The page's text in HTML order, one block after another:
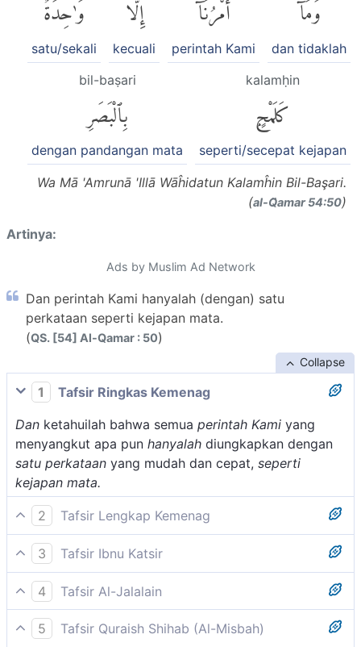
dan tidaklah
perintah Kami
kecuali
satu/sekali
kalamḥin
كَلَمْحٍۭ
seperti/secepat kejapan
bil-baṣari
بِٱلْبَصَرِ
dengan pandangan mata
Wa Mā 'Amrunā 'Illā Wāĥidatun Kalamĥin Bil-Başari.
(al-Q̈amar 54:50)
Artinya:
Ads by Muslim Ad Network
Dan perintah Kami hanyalah (dengan) satu
perkataan seperti kejapan mata.
(QS. [54] Al-Qamar : 50)
Collapse
1
Tafsir Ringkas Kemenag
Dan ketahuilah bahwa semua perintah Kami yang
menyangkut apa pun hanyalah diungkapkan dengan
satu perkataan yang mudah dan cepat, seperti
kejapan mata.
2
Tafsir Lengkap Kemenag
Sesungguhnya perintah Allah hanya disampaikan satu
kali dan perintah itu pasti terjadi dengan cepat, lebih
cepat dari kedipan mata. Bila Allah swt menghendaki
terjadinya sesuatu maka Ia hanya mengatakan
"Jadilah" yang dikehendaki-Nya itu segera terwujud.
3
Tafsir Ibnu Katsir
Firman Allah Swt.:
Dan perintah Kami hanyalah satu perkataan seperti
kejapan mata (Al-Qamar: 50) .
4
Tafsir Al-Jalalain
(Dan tiada lain perintah Kami) terhadap sesuatu yang
Kami kehendaki ada (hanyalah) sekali (satu firman
5 Tafsir Quraish Shihab (Al-Misbah)